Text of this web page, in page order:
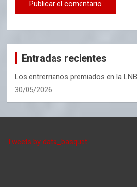
Entradas recientes
Los entrerrianos premiados en la LNB
30/05/2026
Tweets by data_basquet